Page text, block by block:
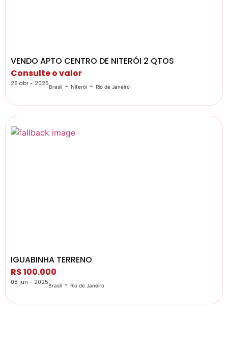
VENDO APTO CENTRO DE NITERÓI 2 QTOS
Consulte o valor
26 abr - 2025Brasil - Niterói - Rio de Janeiro
IGUABINHA TERRENO
R$ 100.000
08 jun - 2025Brasil - Rio de Janeiro